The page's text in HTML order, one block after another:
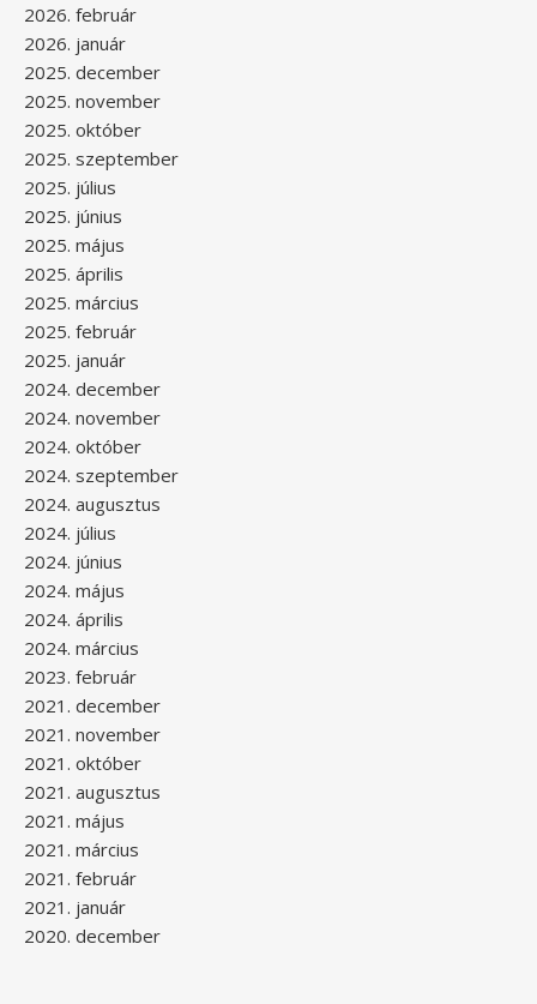
2026. február
2026. január
2025. december
2025. november
2025. október
2025. szeptember
2025. július
2025. június
2025. május
2025. április
2025. március
2025. február
2025. január
2024. december
2024. november
2024. október
2024. szeptember
2024. augusztus
2024. július
2024. június
2024. május
2024. április
2024. március
2023. február
2021. december
2021. november
2021. október
2021. augusztus
2021. május
2021. március
2021. február
2021. január
2020. december